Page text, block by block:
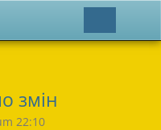
змін
22:10